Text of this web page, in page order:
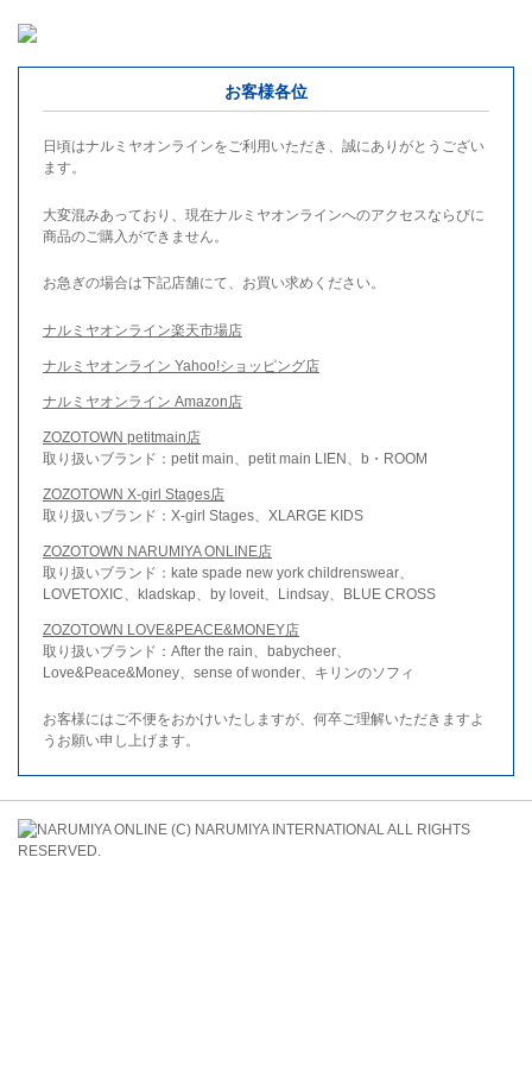
お客様各位
日頃はナルミヤオンラインをご利用いただき、誠にありがとうござい
ます。
大変混みあっており、現在ナルミヤオンラインへのアクセスならびに
商品のご購入ができません。
お急ぎの場合は下記店舗にて、お買い求めください。
ナルミヤオンライン楽天市場店
ナルミヤオンライン Yahoo!ショッピング店
ナルミヤオンライン Amazon店
ZOZOTOWN petitmain店
取り扱いブランド：petit main、petit main LIEN、b・ROOM
ZOZOTOWN X-girl Stages店
取り扱いブランド：X-girl Stages、XLARGE KIDS
ZOZOTOWN NARUMIYA ONLINE店
取り扱いブランド：kate spade new york childrenswear、
LOVETOXIC、kladskap、by loveit、Lindsay、BLUE CROSS
ZOZOTOWN LOVE&PEACE&MONEY店
取り扱いブランド：After the rain、babycheer、
Love&Peace&Money、sense of wonder、キリンのソフィ
お客様にはご不便をおかけいたしますが、何卒ご理解いただきますよ
うお願い申し上げます。